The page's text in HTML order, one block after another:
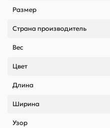
Размер
Страна производитель
Вес
Цвет
Длина
Ширина
Узор